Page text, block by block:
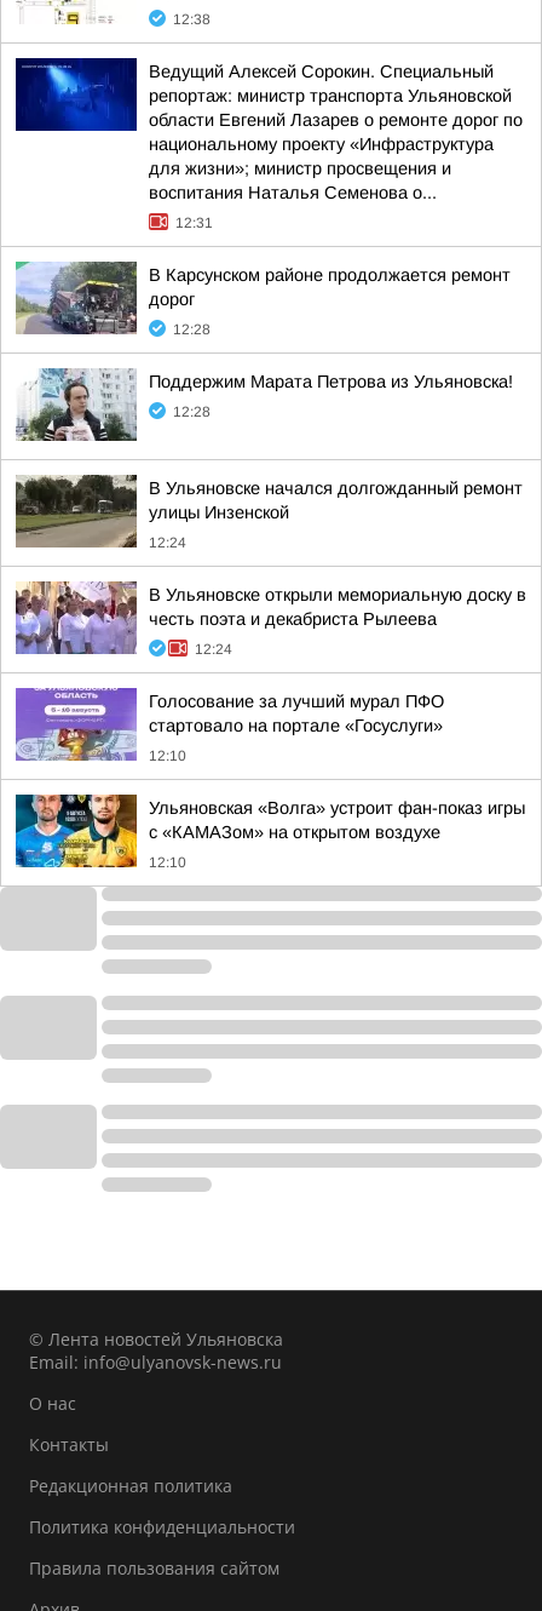
12:38
Ведущий Алексей Сорокин. Специальный
репортаж: министр транспорта Ульяновской
области Евгений Лазарев о ремонте дорог по
национальному проекту «Инфраструктура
для жизни»; министр просвещения и
воспитания Наталья Семенова о...
12:31
В Карсунском районе продолжается ремонт
дорог
12:28
Поддержим Марата Петрова из Ульяновска!
12:28
В Ульяновске начался долгожданный ремонт
улицы Инзенской
12:24
В Ульяновске открыли мемориальную доску в
честь поэта и декабриста Рылеева
12:24
Голосование за лучший мурал ПФО
стартовало на портале «Госуслуги»
12:10
Ульяновская «Волга» устроит фан-показ игры
с «КАМАЗом» на открытом воздухе
12:10
© Лента новостей Ульяновска
Email: info@ulyanovsk-news.ru
О нас
Контакты
Редакционная политика
Политика конфиденциальности
Правила пользования сайтом